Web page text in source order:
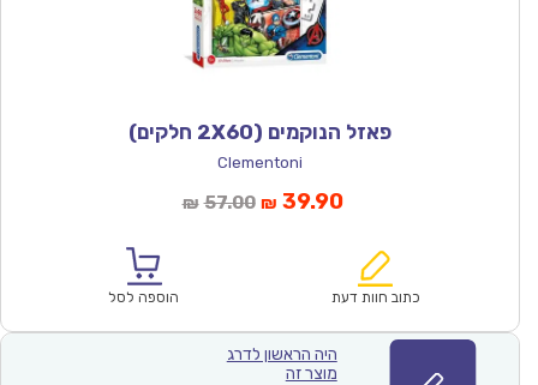
פאזל הנוקמים (2X60 חלקים)
Clementoni
₪ 57.00המחיר
₪57.00.
₪ 39.90המחיר
הוא:
כתוב חוות דעת הוספה לסל
היה הראשון לדרג
מוצר זה